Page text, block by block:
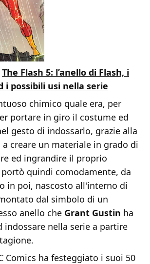
The Flash 5: l’anello di Flash, i
i possibili usi nella serie
chimico quale era, per
portare in giro il costume ed
gesto di indossarlo, grazie alla
creare un materiale in grado di
ed ingrandire il proprio
quindi comodamente, da
in poi, nascosto all'interno di
dal simbolo di un
anello che Grant Gustin ha
indossare nella serie a partire
Comics ha festeggiato i suoi 50